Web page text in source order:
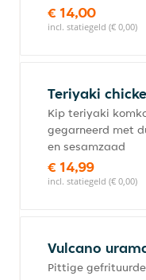
€ 14,00
incl. statiegeld (€ 0,00)
Teriyaki
Kip teriyaki
gegarneerd met
en sesamzaad
€ 14,99
incl. statiegeld (€ 0,00)
Vulcano
Pittige